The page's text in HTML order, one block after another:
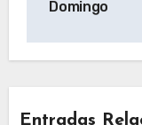
Domingo
Entradas